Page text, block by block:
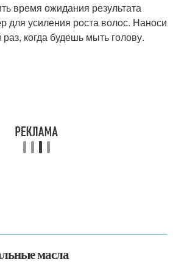
время ожидания результата
для усиления роста волос. Наноси
когда будешь мыть голову.
масла